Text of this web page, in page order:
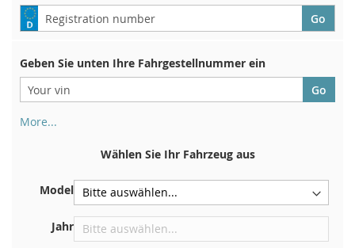
Geben Sie unten Ihre Fahrgestellnummer ein
More...
Zulassungsbescheinigung. Und auch im Auto
Auf der Bodenplatte für den rechten Vordersitz
Zentrieren Sie es an der Trennwand unter der Haube
Direkt im Motorraum
Wählen Sie Ihr Fahrzeug aus
Model
Jahr